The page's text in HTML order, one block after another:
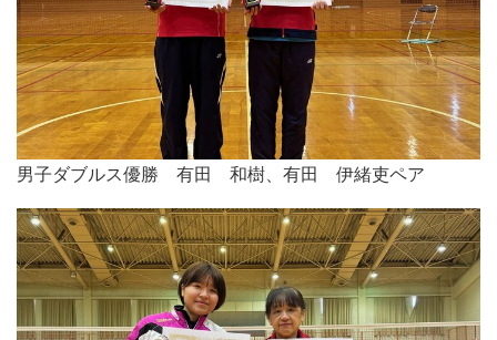
男子ダブルス優勝 有田 和樹、有田 伊緒吏ペア